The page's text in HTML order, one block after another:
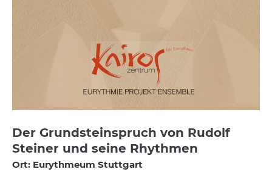
Der Grundsteinspruch von Rudolf
Steiner und seine Rhythmen
Ort: Eurythmeum Stuttgart